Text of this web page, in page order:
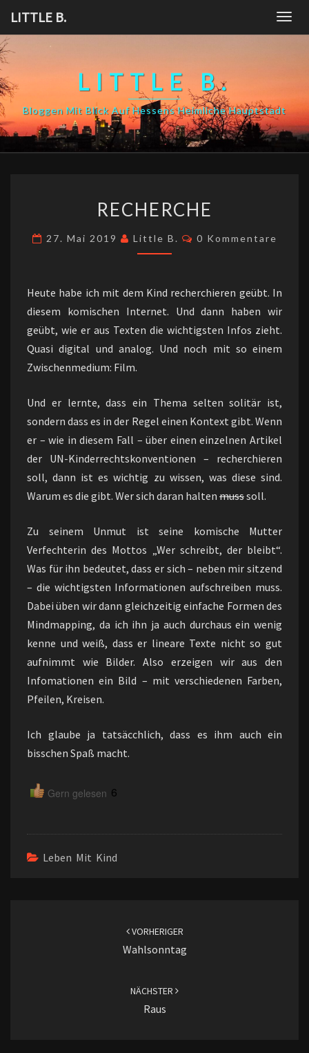
content
LITTLE B.
LITTLE B.
Bloggen Mit Blick Auf Hessens Heimliche Hauptstadt
RECHERCHE
27. Mai 2019 Little B. Kommentare
0 Kommentare
Heute habe ich mit dem Kind recherchieren geübt. In
diesem komischen Internet. Und dann haben wir
geübt, wie er aus Texten die wichtigsten Infos zieht.
Quasi digital und analog. Und noch mit so einem
Zwischenmedium: Film.
Und er lernte, dass ein Thema selten solitär ist,
sondern dass es in der Regel einen Kontext gibt. Wenn
er – wie in diesem Fall – über einen einzelnen Artikel
der UN-Kinderrechtskonventionen – recherchieren
soll, dann ist es wichtig zu wissen, was diese sind.
Warum es die gibt. Wer sich daran halten musssoll.
Zu seinem Unmut ist seine komische Mutter
Verfechterin des Mottos „Wer schreibt, der bleibt“.
Was für ihn bedeutet, dass er sich – neben mir sitzend
– die wichtigsten Informationen aufschreiben muss.
Dabei üben wir dann gleichzeitig einfache Formen des
Mindmapping, da ich ihn ja auch durchaus ein wenig
kenne und weiß, dass er lineare Texte nicht so gut
aufnimmt wie Bilder. Also erzeigen wir aus den
Infomationen ein Bild – mit verschiedenen Farben,
Pfeilen, Kreisen.
Ich glaube ja tatsäcchlich, dass es ihm auch ein
bisschen Spaß macht.
Gern gelesen 6
Leben Mit Kind
VORHERIGER
Wahlsonntag
NÄCHSTER
Raus